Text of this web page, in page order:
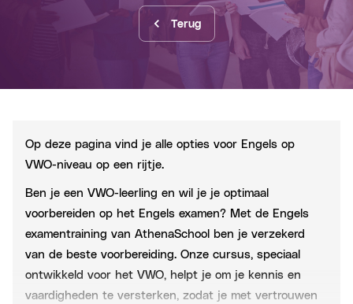
Terug
Op deze pagina vind je alle opties voor Engels op
VWO-niveau op een rijtje.
Ben je een VWO-leerling en wil je je optimaal
voorbereiden op het Engels examen? Met de Engels
examentraining van AthenaSchool ben je verzekerd
van de beste voorbereiding. Onze cursus, speciaal
ontwikkeld voor het VWO , helpt je om je kennis en
vaardigheden te versterken, zodat je met vertrouwen